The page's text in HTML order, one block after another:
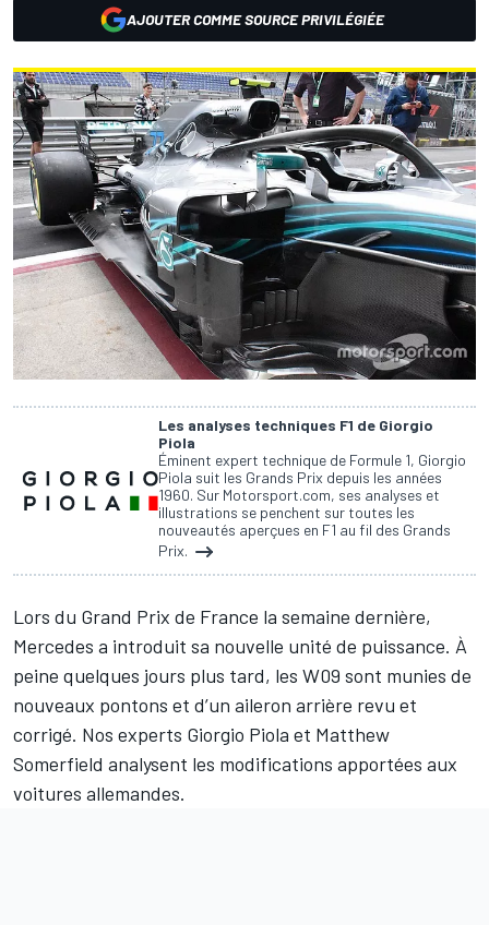
AJOUTER COMME SOURCE PRIVILÉGIÉE
Les analyses techniques F1 de Giorgio
Piola
Éminent expert technique de Formule 1, Giorgio
Piola suit les Grands Prix depuis les années
1960. Sur Motorsport.com, ses analyses et
illustrations se penchent sur toutes les
nouveautés aperçues en F1 au fil des Grands
Prix.
Lors du Grand Prix de France la semaine dernière,
Mercedes a introduit sa nouvelle unité de puissance. À
peine quelques jours plus tard, les W09 sont munies de
nouveaux pontons et d’un aileron arrière revu et
corrigé. Nos experts Giorgio Piola et Matthew
Somerfield analysent les modifications apportées aux
voitures allemandes.